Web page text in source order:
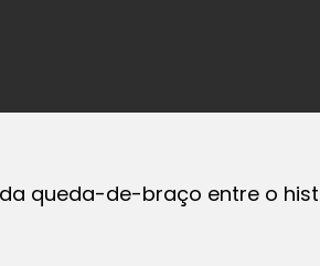
queda-de-braço entre o